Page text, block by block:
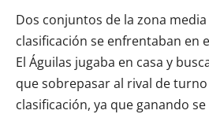
Dos conjuntos de la zona
clasificación se enfrentaban en
El Águilas jugaba en casa y
que sobrepasar al rival de
clasificación, ya que ganando